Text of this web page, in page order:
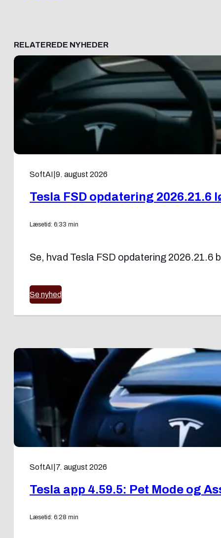
RELATEREDE NYHEDER
SoftAI 9. august 2026
Tesla FSD opdatering 2026.21.6
Læsetid: 6:33 min
Se, hvad Tesla FSD opdatering
Se nyhed
SoftAI 7. august 2026
Tesla app 4.59.5: Pet Mode og
Læsetid: 6:28 min